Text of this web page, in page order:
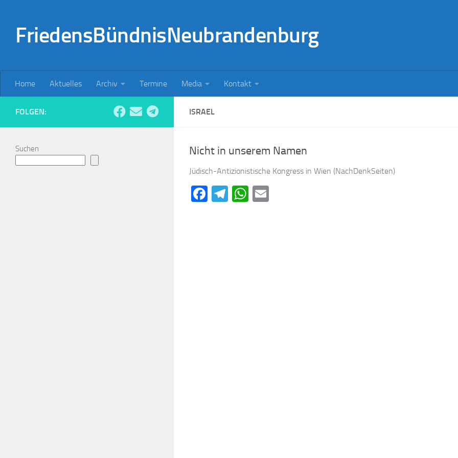
FriedensBündnisNeubrandenburg
Home Aktuelles Archiv Termine Media Kontakt
ISRAEL
Nicht in unserem Namen
Jüdisch-Antizionistische Kongress in Wien (NachDenkSeiten)
Facebook
Telegram
WhatsApp
FOLGEN:
Suchen